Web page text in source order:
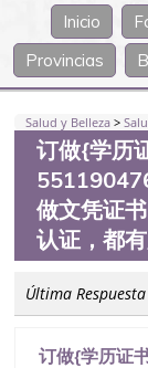
Inicio
Provincias
Salud y Belleza >
订做{学历
做文凭证
认证，都
Última
订做{学历证